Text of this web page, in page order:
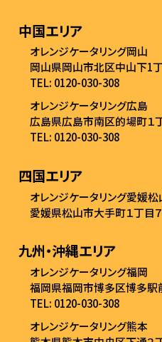
中国エリア
オレンジケータリング岡山
岡山県岡山市北区中山下1
TEL: 0120-030-308
オレンジケータリング広島
広島県広島市南区的場町１
TEL: 0120-030-308
四国エリア
オレンジケータリング愛媛松
愛媛県松山市大手町１丁目
九州・沖縄エリア
オレンジケータリング福岡
福岡県福岡市博多区博多駅
TEL: 0120-030-308
オレンジケータリング熊本